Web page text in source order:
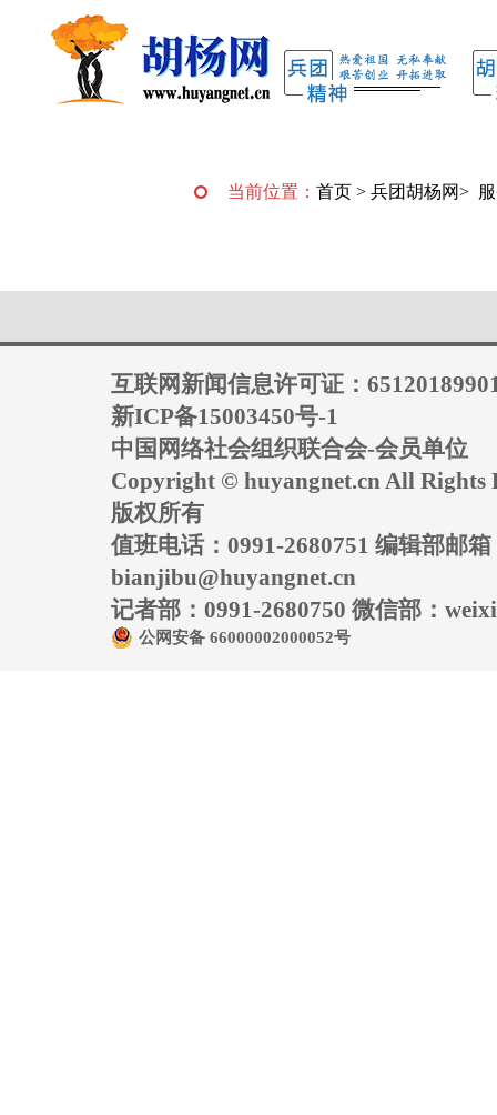
当前位置： 首页 > 兵团胡杨网>
互联网新闻信息许可证：
新ICP备15003450号-1
中国网络社会组织联合会-会员单位
Copyright © huyangnet.cn All Rights
版权所有
值班电话：0991-2680751 编辑部邮箱
bianjibu@huyangnet.cn
记者部：0991-2680750 微信部：
公网安备 66000002000052号